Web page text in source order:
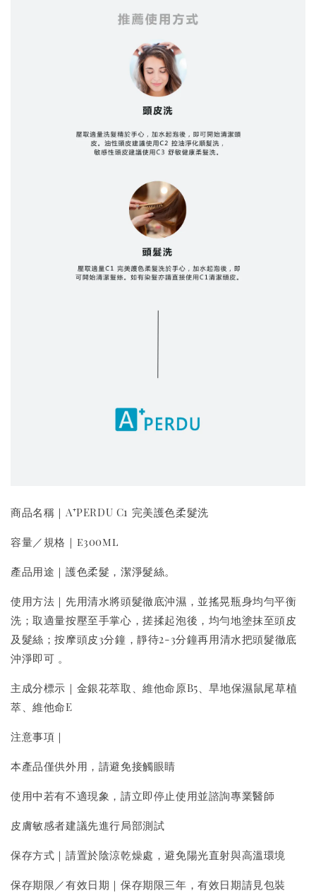
商品名稱｜A⁺PERDU C1 完美護色柔髮洗
容量／規格｜e300ml
產品用途｜護色柔髮，潔淨髮絲。
使用方法｜先用清水將頭髮徹底沖濕，並搖晃瓶身均勻平衡
洗；取適量按壓至手掌心，搓揉起泡後，均勻地塗抹至頭皮
及髮絲；按摩頭皮3分鐘，靜待2-3分鐘再用清水把頭髮徹底
沖淨即可 。
主成分標示｜金銀花萃取、維他命原B5、旱地保濕鼠尾草植
萃、維他命E
注意事項｜
本產品僅供外用，請避免接觸眼睛
使用中若有不適現象，請立即停止使用並諮詢專業醫師
皮膚敏感者建議先進行局部測試
保存方式｜請置於陰涼乾燥處，避免陽光直射與高溫環境
保存期限／有效日期｜保存期限三年，有效日期請見包裝